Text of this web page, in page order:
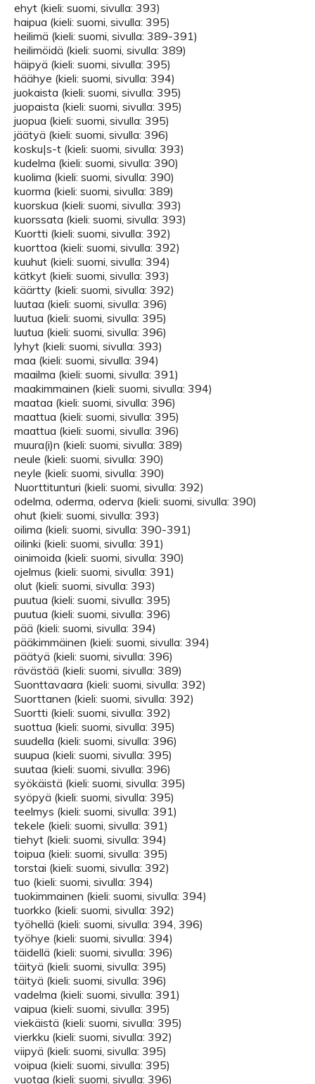
ehyt (kieli: suomi, sivulla: 393)
haipua (kieli: suomi, sivulla: 395)
heilimä (kieli: suomi, sivulla: 389-391)
heilimöidä (kieli: suomi, sivulla: 389)
häipyä (kieli: suomi, sivulla: 395)
häähye (kieli: suomi, sivulla: 394)
juokaista (kieli: suomi, sivulla: 395)
juopaista (kieli: suomi, sivulla: 395)
juopua (kieli: suomi, sivulla: 395)
jäätyä (kieli: suomi, sivulla: 396)
kosku|s-t (kieli: suomi, sivulla: 393)
kudelma (kieli: suomi, sivulla: 390)
kuolima (kieli: suomi, sivulla: 390)
kuorma (kieli: suomi, sivulla: 389)
kuorskua (kieli: suomi, sivulla: 393)
kuorssata (kieli: suomi, sivulla: 393)
Kuortti (kieli: suomi, sivulla: 392)
kuorttoa (kieli: suomi, sivulla: 392)
kuuhut (kieli: suomi, sivulla: 394)
kätkyt (kieli: suomi, sivulla: 393)
käärtty (kieli: suomi, sivulla: 392)
luutaa (kieli: suomi, sivulla: 396)
luutua (kieli: suomi, sivulla: 395)
luutua (kieli: suomi, sivulla: 396)
lyhyt (kieli: suomi, sivulla: 393)
maa (kieli: suomi, sivulla: 394)
maailma (kieli: suomi, sivulla: 391)
maakimmainen (kieli: suomi, sivulla: 394)
maataa (kieli: suomi, sivulla: 396)
maattua (kieli: suomi, sivulla: 395)
maattua (kieli: suomi, sivulla: 396)
muura(i)n (kieli: suomi, sivulla: 389)
neule (kieli: suomi, sivulla: 390)
neyle (kieli: suomi, sivulla: 390)
Nuorttitunturi (kieli: suomi, sivulla: 392)
odelma, oderma, oderva (kieli: suomi, sivulla: 390)
ohut (kieli: suomi, sivulla: 393)
oilima (kieli: suomi, sivulla: 390-391)
oilinki (kieli: suomi, sivulla: 391)
oinimoida (kieli: suomi, sivulla: 390)
ojelmus (kieli: suomi, sivulla: 391)
olut (kieli: suomi, sivulla: 393)
puutua (kieli: suomi, sivulla: 395)
puutua (kieli: suomi, sivulla: 396)
pää (kieli: suomi, sivulla: 394)
pääkimmäinen (kieli: suomi, sivulla: 394)
päätyä (kieli: suomi, sivulla: 396)
rävästää (kieli: suomi, sivulla: 389)
Suonttavaara (kieli: suomi, sivulla: 392)
Suorttanen (kieli: suomi, sivulla: 392)
Suortti (kieli: suomi, sivulla: 392)
suottua (kieli: suomi, sivulla: 395)
suudella (kieli: suomi, sivulla: 396)
suupua (kieli: suomi, sivulla: 395)
suutaa (kieli: suomi, sivulla: 396)
syökäistä (kieli: suomi, sivulla: 395)
syöpyä (kieli: suomi, sivulla: 395)
teelmys (kieli: suomi, sivulla: 391)
tekele (kieli: suomi, sivulla: 391)
tiehyt (kieli: suomi, sivulla: 394)
toipua (kieli: suomi, sivulla: 395)
torstai (kieli: suomi, sivulla: 392)
tuo (kieli: suomi, sivulla: 394)
tuokimmainen (kieli: suomi, sivulla: 394)
tuorkko (kieli: suomi, sivulla: 392)
työhellä (kieli: suomi, sivulla: 394, 396)
työhye (kieli: suomi, sivulla: 394)
täidellä (kieli: suomi, sivulla: 396)
täityä (kieli: suomi, sivulla: 395)
täityä (kieli: suomi, sivulla: 396)
vadelma (kieli: suomi, sivulla: 391)
vaipua (kieli: suomi, sivulla: 395)
viekäistä (kieli: suomi, sivulla: 395)
vierkku (kieli: suomi, sivulla: 392)
viipyä (kieli: suomi, sivulla: 395)
voipua (kieli: suomi, sivulla: 395)
vuotaa (kieli: suomi, sivulla: 396)